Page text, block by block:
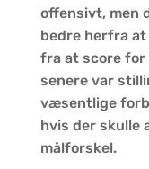
offensivt, men
bedre herfra
fra at score for
senere var
væsentlige
hvis der skulle
målforskel.